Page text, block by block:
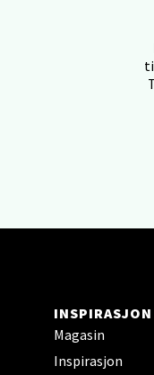
INSPIRASJON
Magasin
Inspirasjon